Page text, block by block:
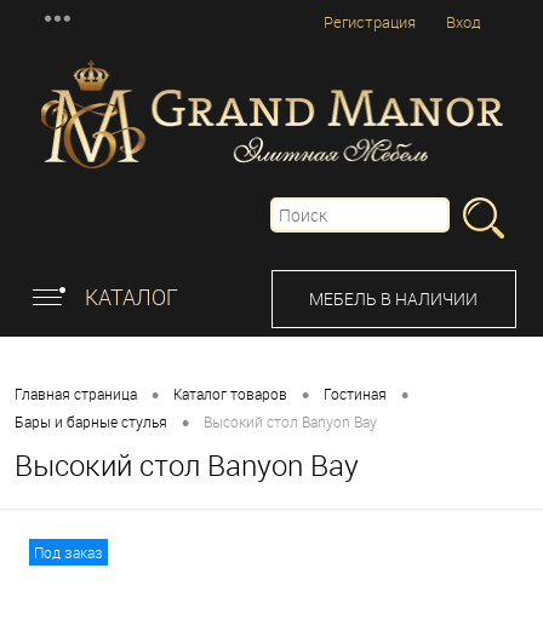
Вход
Регистрация
КАТАЛОГ МЕБЕЛЬ В НАЛИЧИИ
Главная страница • Каталог товаров • Гостиная •
Бары и барные стулья • Высокий стол Banyon Bay
Высокий стол Banyon Bay
Под заказ